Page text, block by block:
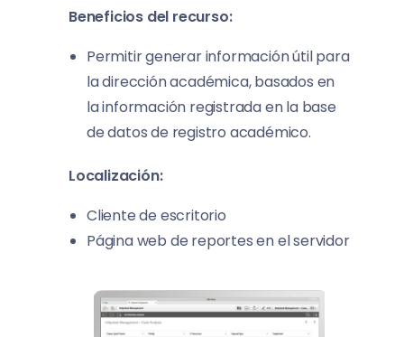
Beneficios del recurso:
Permitir generar información útil para
la dirección académica, basados en
la información registrada en la base
de datos de registro académico.
Localización:
Cliente de escritorio
Página web de reportes en el servidor